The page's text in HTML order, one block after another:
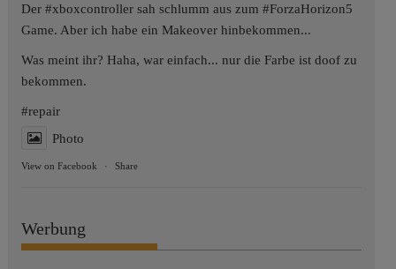
Der#xboxcontroller sah schlumm aus zum#ForzaHorizon5
Game. Aber ich habe ein Makeover hinbekommen...
Was meint ihr? Haha, war einfach... nur die Farbe ist doof zu
bekommen.
#repair
Photo
View on Facebook · Share
Werbung